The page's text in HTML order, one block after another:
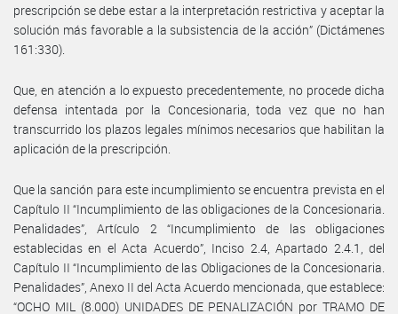
prescripción se debe estar a la interpretación restrictiva y aceptar la
solución más favorable a la subsistencia de la acción” (Dictámenes
161:330).
Que, en atención a lo expuesto precedentemente, no procede dicha
defensa intentada por la Concesionaria, toda vez que no han
transcurrido los plazos legales mínimos necesarios que habilitan la
aplicación de la prescripción.
Que la sanción para este incumplimiento se encuentra prevista en el
Capítulo II “Incumplimiento de las obligaciones de la Concesionaria.
Penalidades”, Artículo 2 “Incumplimiento de las obligaciones
establecidas en el Acta Acuerdo”, Inciso 2.4, Apartado 2.4.1, del
Capítulo II “Incumplimiento de las Obligaciones de la Concesionaria.
Penalidades”, Anexo II del Acta Acuerdo mencionada, que establece:
“OCHO MIL (8.000) UNIDADES DE PENALIZACIÓN por TRAMO DE